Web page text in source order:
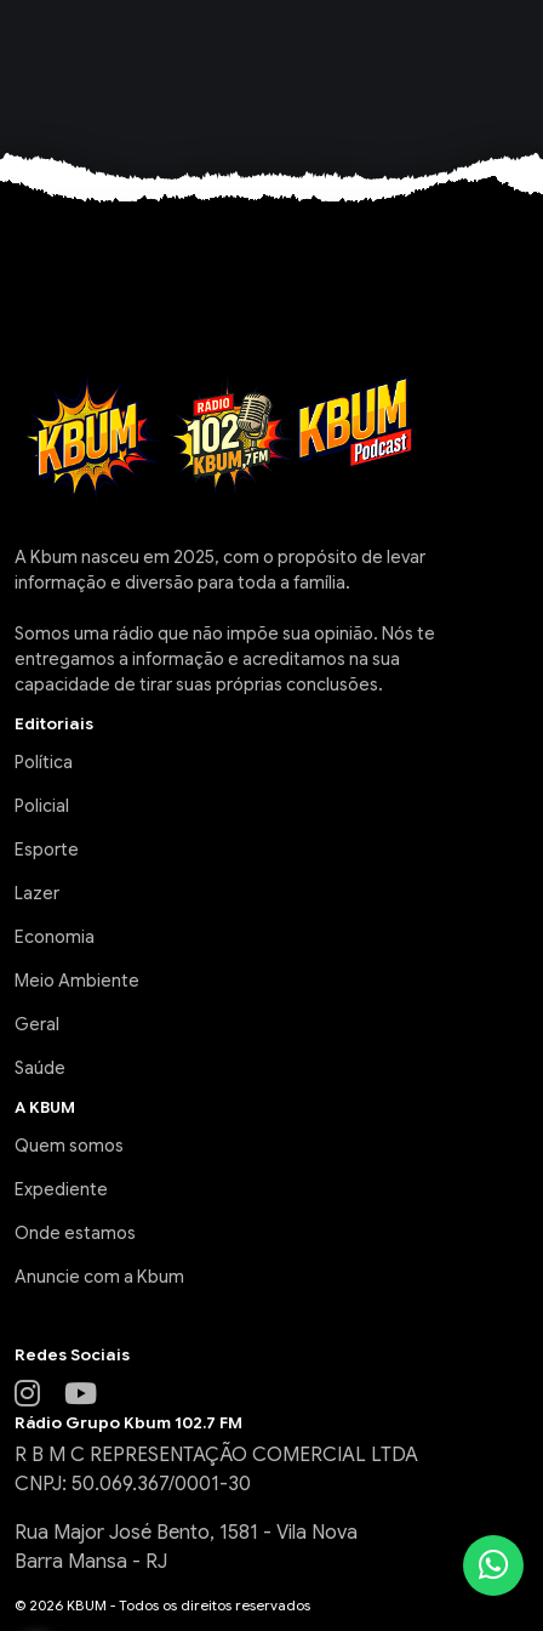
A Kbum nasceu em 2025, com o propósito de levar
informação e diversão para toda a família.
Somos uma rádio que não impõe sua opinião. Nós te
entregamos a informação e acreditamos na sua
capacidade de tirar suas próprias conclusões.
Editoriais
Política
Policial
Esporte
Lazer
Economia
Meio Ambiente
Geral
Saúde
A KBUM
Quem somos
Expediente
Onde estamos
Anuncie com a Kbum
Redes Sociais
Rádio Grupo Kbum 102.7 FM
R B M C REPRESENTAÇÃO COMERCIAL LTDA
CNPJ: 50.069.367/0001-30
Rua Major José Bento, 1581 - Vila Nova
Barra Mansa - RJ
© 2026 KBUM - Todos os direitos reservados